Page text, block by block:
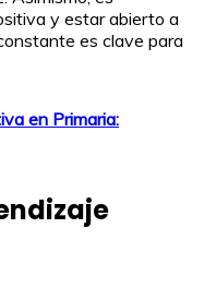
y estar abierto a
es clave para
en Primaria: